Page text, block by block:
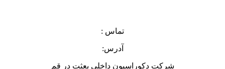
تماس :
آدرس:
شرکت دکوراسیون داخلی بعثت در قم